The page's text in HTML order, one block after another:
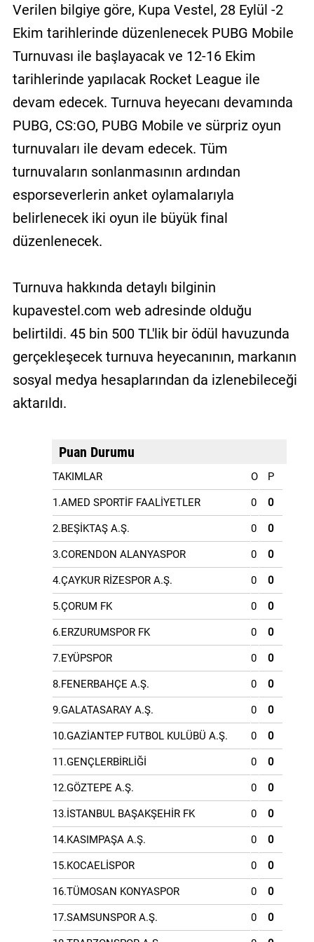
Verilen bilgiye göre, Kupa Vestel, 28 Eylül -2
Ekim tarihlerinde düzenlenecek PUBG Mobile
Turnuvası ile başlayacak ve 12-16 Ekim
tarihlerinde yapılacak Rocket League ile
devam edecek. Turnuva heyecanı devamında
PUBG, CS:GO, PUBG Mobile ve sürpriz oyun
turnuvaları ile devam edecek. Tüm
turnuvaların sonlanmasının ardından
esporseverlerin anket oylamalarıyla
belirlenecek iki oyun ile büyük final
düzenlenecek.
Turnuva hakkında detaylı bilginin
kupavestel.com web adresinde olduğu
belirtildi. 45 bin 500 TL'lik bir ödül havuzunda
gerçekleşecek turnuva heyecanının, markanın
sosyal medya hesaplarından da izlenebileceği
aktarıldı.
Puan Durumu
TAKIMLAR O P
1.AMED SPORTİF FAALİYETLER 0 0
2.BEŞİKTAŞ A.Ş. 0 0
3.CORENDON ALANYASPOR 0 0
4.ÇAYKUR RİZESPOR A.Ş. 0 0
5.ÇORUM FK 0 0
6.ERZURUMSPOR FK 0 0
7.EYÜPSPOR 0 0
8.FENERBAHÇE A.Ş. 0 0
9.GALATASARAY A.Ş. 0 0
10.GAZİANTEP FUTBOL KULÜBÜ A.Ş. 0 0
11.GENÇLERBİRLİĞİ 0 0
12.GÖZTEPE A.Ş. 0 0
13.İSTANBUL BAŞAKŞEHİR FK 0 0
14.KASIMPAŞA A.Ş. 0 0
15.KOCAELİSPOR 0 0
16.TÜMOSAN KONYASPOR 0 0
17.SAMSUNSPOR A.Ş. 0 0